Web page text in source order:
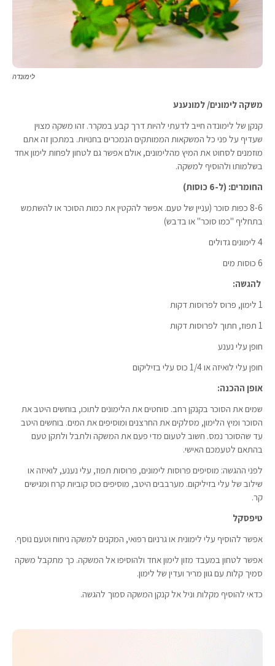
לימונדה
משקה לימונים/ למונענע
קנקן של לימונדה חייב לדעתי להיות דרך קבע במקרר. זהו משקה מצוין
שעדיף על פני כל המשקאות הממותקים הנמכרים בחנויות. במתכון זה אתם
מוזמנים לסחוט את המיץ מהלימונים, אולם אפשר גם לטחון לפחות לימון אחד
בשלמותו ולהוסיף למשקה.
החומרים: (ל-6 כוסות)
8-6 כפות סוכר (עניין של טעם. אפשר להקטין את כמות הסוכר או להשתמש
בתחליף "כמו סוכר" או בדבש)
4 לימונים גדולים
6 כוסות מים
להגשה:
1 לימון, פרוס לפרוסות דקות
1 תפוז, חתוך לפרוסות דקות
חופן עלי נענע
חופן עלי לואיזה או 1/4 כוס עלי בזיליקום
אופן ההכנה:
שמים את הסוכר בקנקן רחב. סוחטים את הלימונים לתוכו, בוחשים היטב את
הסוכר ומיץ הלימון, מסלקים את החרצנים ומוסיפים את המים. בוחשים היטב
עד שהסוכר נמס. חשוב לטעום מדי פעם את המשקה ולתבל ולתקן טעם
בהתאם לטעמכם האישי.
לפני ההגשה: מוסיפים פרוסות לימונים, פרוסות תפוז, עלי נענע, לואיזה או
שילוב של עלי בזיליקום. מערבבים היטב, מוסיפים כוס קוביות קרח ומגישים
קר.
טיפסקל
אפשר להוסיף עלי לימונית או גרניום רפואי, המקנים למשקה ניחוח וטעם נוסף.
אפשר לטחון במעבד מזון לימון אחד ולהוסיפו אל המשקה. כך מתקבל משקה
סמיך קלות עם גוון מריר ועדין של לימון.
כדאי להוסיף מקלות וניל אל קנקן המשקה סמוך להגשה.